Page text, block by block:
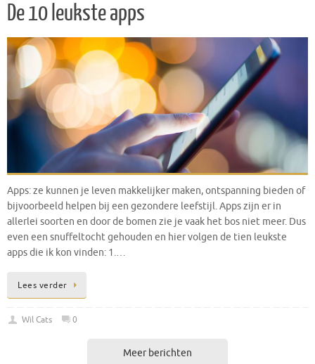
De 10 leukste apps
Apps: ze kunnen je leven makkelijker maken, ontspanning bieden of
bijvoorbeeld helpen bij een gezondere leefstijl. Apps zijn er in
allerlei soorten en door de bomen zie je vaak het bos niet meer. Dus
even een snuffeltocht gehouden en hier volgen de tien leukste
apps die ik kon vinden: 1.…
Lees verder
Wil Cats 0
Meer berichten